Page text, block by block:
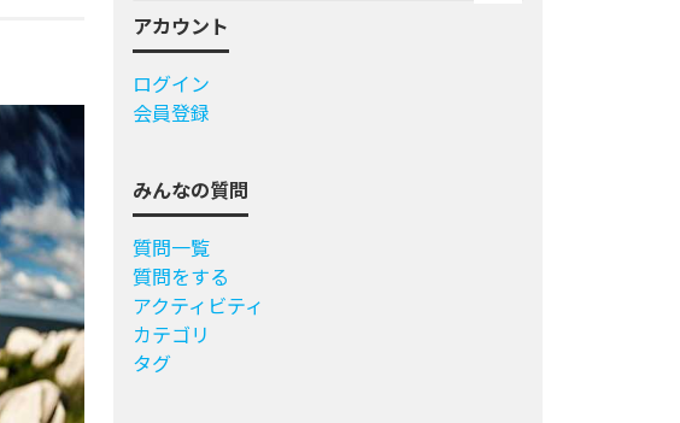
アカウント
ログイン
会員登録
みんなの質問
質問一覧
質問をする
アクティビティ
カテゴリ
タグ